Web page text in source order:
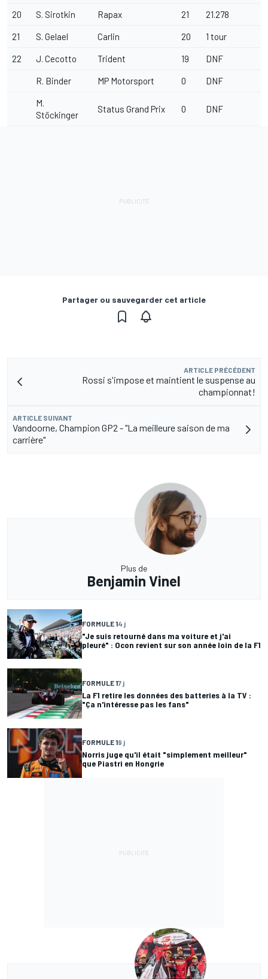
20 S. Sirotkin Rapax 21 21.278
21 S. Gelael Carlin 20 1 tour
22 J. Cecotto Trident 19 DNF
R. Binder MP Motorsport 0 DNF
M.
Stöckinger
Status Grand Prix 0 DNF
Partager ou sauvegarder cet article
ARTICLE PRÉCÉDENT
Rossi s'impose et maintient le suspense au
championnat!
ARTICLE SUIVANT
Vandoorne, Champion GP2 - "La meilleure saison de ma
carrière"
Plus de
Benjamin Vinel
FORMULE 14 j
"Je suis retourné dans ma voiture et j'ai
pleuré" : Ocon revient sur son année loin de la F1
FORMULE 17 j
La F1 retire les données des batteries à la TV :
"Ça n'intéresse pas les fans"
FORMULE 19 j
Norris juge qu'il était "simplement meilleur"
que Piastri en Hongrie